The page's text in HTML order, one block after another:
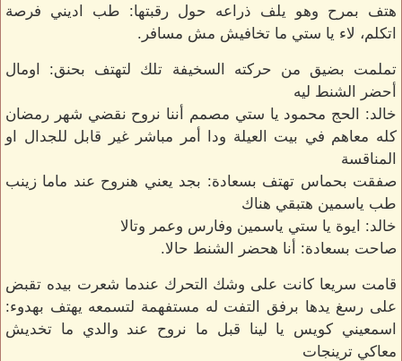
هتف بمرح وهو يلف ذراعه حول رقبتها: طب اديني فرصة
اتكلم، لاء يا ستي ما تخافيش مش مسافر.
تملمت بضيق من حركته السخيفة تلك لتهتف بحنق: اومال
أحضر الشنط ليه
خالد: الحج محمود يا ستي مصمم أننا نروح نقضي شهر رمضان
كله معاهم في بيت العيلة ودا أمر مباشر غير قابل للجدال او
المناقسة
صفقت بحماس تهتف بسعادة: بجد يعني هنروح عند ماما زينب
طب ياسمين هتبقي هناك
خالد: ايوة يا ستي ياسمين وفارس وعمر وتالا
صاحت بسعادة: أنا هحضر الشنط حالا.
قامت سريعا كانت على وشك التحرك عندما شعرت بيده تقبض
على رسغ يدها برفق التفت له مستفهمة لتسمعه يهتف بهدوء:
اسمعيني كويس يا لينا قبل ما نروح عند والدي ما تخديش
معاكي ترينجات